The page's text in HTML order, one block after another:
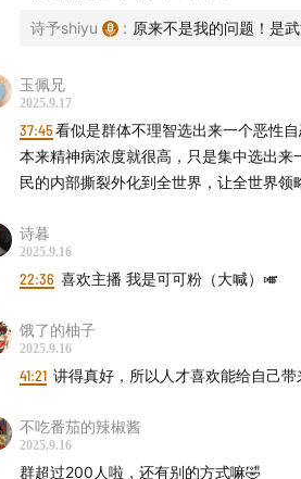
你喜欢我们的节目，欢迎在
订阅“热可可”，在小红书 微博、
上给热可可评分。也欢迎写信给我的
诗予shiyu : 原来不是我的问题！是武
玉佩兄
2025.9.17
37:45看似是群体不理智选出来一个恶性
本来精神病浓度就很高，只是集中选出
民的内部撕裂外化到全世界，让全世界领
诗暮
2025.9.16
22:36 喜欢主播 我是可可粉（大喊）🎺
饿了的柚子
2025.9.16
41:21 讲得真好，所以人才喜欢能给自己带
不吃番茄的辣椒酱
2025.9.16
群超过200人啦，还有别的方式嘛🤣